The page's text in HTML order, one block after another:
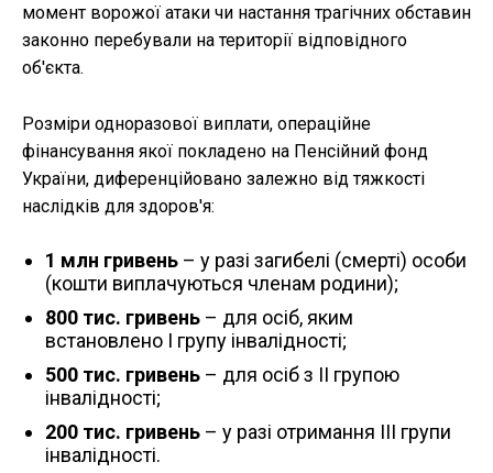
момент ворожої атаки чи настання трагічних обставин
законно перебували на території відповідного
об'єкта.
Розміри одноразової виплати, операційне
фінансування якої покладено на Пенсійний фонд
України, диференційовано залежно від тяжкості
наслідків для здоров'я:
1 млн гривень – у разі загибелі (смерті) особи
(кошти виплачуються членам родини);
800 тис. гривень – для осіб, яким
встановлено I групу інвалідності;
500 тис. гривень – для осіб з II групою
інвалідності;
200 тис. гривень – у разі отримання III групи
інвалідності.